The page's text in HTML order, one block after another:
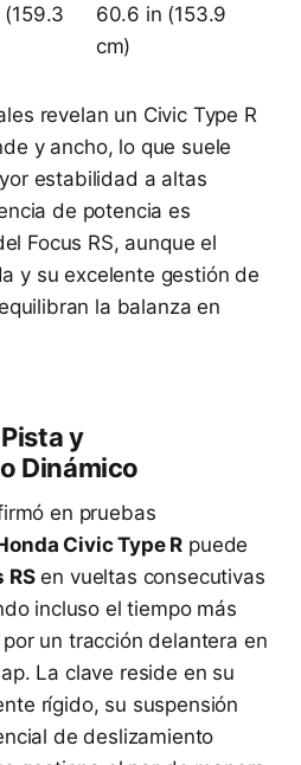
60.6 in (153.9
cm)
revelan un Civic Type R
y ancho, lo que suele
estabilidad a altas
de potencia es
Focus RS, aunque el
y su excelente gestión de
la balanza en
y
Dinámico
en pruebas
Civic Type R puede
RSen vueltas consecutivas
incluso el tiempo más
un tracción delantera en
La clave reside en su
rígido, su suspensión
de deslizamiento